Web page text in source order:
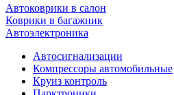
Автоковрики в салон
Коврики в багажник
Автоэлектроника
Автосигнализации
Компрессоры автомобильные
Круиз контроль